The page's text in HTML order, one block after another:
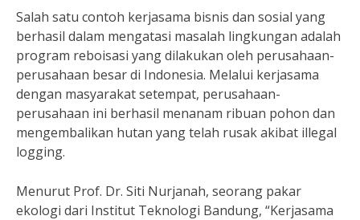
Salah satu contoh kerjasama bisnis dan sosial yang
berhasil dalam mengatasi masalah lingkungan adalah
program reboisasi yang dilakukan oleh perusahaan-
perusahaan besar di Indonesia. Melalui kerjasama
dengan masyarakat setempat, perusahaan-
perusahaan ini berhasil menanam ribuan pohon dan
mengembalikan hutan yang telah rusak akibat illegal
logging.
Menurut Prof. Dr. Siti Nurjanah, seorang pakar
ekologi dari Institut Teknologi Bandung, “Kerjasama